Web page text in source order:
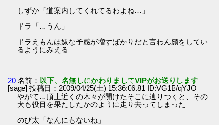
しずか「道案内してくれてるわよね…」
ドラ「…うん」
ドラえもんは嫌な予感が増すばかりだと言わん顔をしてい
るようにみえる
20 名前： 以下、名無しにかわりましてVIPがお送りします
[sage] 投稿日：2009/04/25(土) 15:36:06.81 ID:VG1B/qYJO
やがて…頂上近くの木々が開けたそこに辿りつくと、その
犬も役目を果たしたかのように走り去ってしまった
のび太「なんにもないね」